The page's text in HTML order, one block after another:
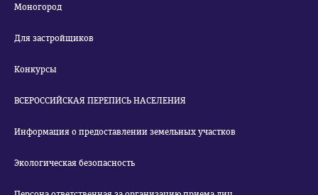
Моногород
Для застройщиков
Конкурсы
ВСЕРОССИЙСКАЯ ПЕРЕПИСЬ НАСЕЛЕНИЯ
Информация о предоставлении земельных участков
Экологическая безопасность